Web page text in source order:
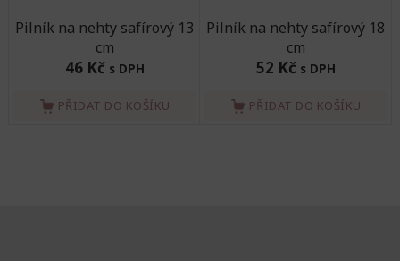
Pilník na nehty safírový 13
cm
46 Kč s DPH
PŘIDAT DO KOŠÍKU
Pilník na nehty safírový 18
cm
52 Kč s DPH
PŘIDAT DO KOŠÍKU